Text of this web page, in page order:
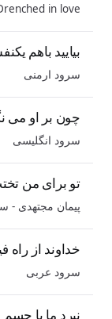
in love
بیایید باهم
سرود ارمنی
چون بر او می
سرود انگلیسی
تو برای من
پیمان مجتهدی -
خداوند از
سرود عربی
نبرد ما با